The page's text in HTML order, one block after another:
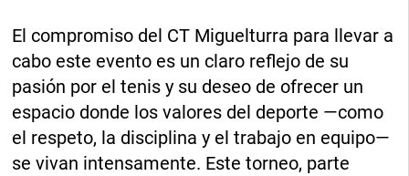
El compromiso del CT Miguelturra para llevar a
cabo este evento es un claro reflejo de su
pasión por el tenis y su deseo de ofrecer un
espacio donde los valores del deporte —como
el respeto, la disciplina y el trabajo en equipo—
se vivan intensamente. Este torneo, parte